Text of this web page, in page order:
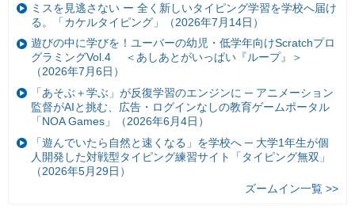
ミスを見逃さない ー 全く新しいタイピング学習を学校へ届け
る。「カケルタイピング」（2026年7月14日）
遊びの中に学びを！ユーバーの幼児・低学年向けScratchプロ
グラミングVol.4 ＜あしあとがいっぱい『ループ』＞
（2026年7月6日）
「あそぶ＋学ぶ」が反復学習のエンジンに ─ アニメーション
監督がAIと挑む、広告・ログインなしの教育ゲームポータル
「NOA Games」（2026年6月4日）
「遊んでいたら自然と速くなる」を学校へ ─ 大学1年生が個
人開発した対戦型タイピング練習サイト「タイピング無双」
（2026年5月29日）
ズームイン一覧 >>